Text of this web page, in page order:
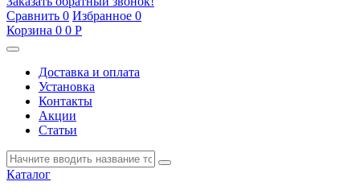
Сравнить 0 Избранное 0
Корзина 0 0 Р
Доставка и оплата
Установка
Контакты
Акции
Статьи
Каталог